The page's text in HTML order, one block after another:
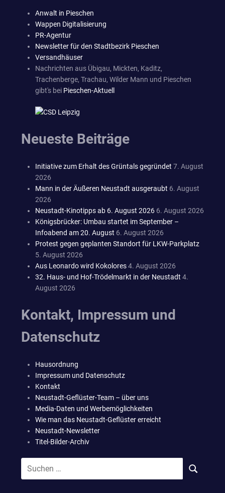
Anwalt in Pieschen
Wappen Digitalisierung
PR-Agentur
Newsletter für den Stadtbezirk Pieschen
Versandhäuser
Nachrichten aus Übigau, Mickten, Kaditz,
Trachenberge, Trachau, Wilder Mann und Pieschen
gibt's bei Pieschen-Aktuell
Neueste Beiträge
Initiative zum Erhalt des Grüntals gegründet 7. August
2026
Mann in der Äußeren Neustadt ausgeraubt 6. August
2026
Neustadt-Kinotipps ab 6. August 2026 6. August 2026
Königsbrücker: Umbau startet im September –
Infoabend am 20. August 6. August 2026
Protest gegen geplanten Standort für LKW-Parkplatz
5. August 2026
Aus Leonardo wird Kokolores4. August 2026
32. Haus- und Hof-Trödelmarkt in der Neustadt 4.
August 2026
Kontakt, Impressum und
Datenschutz
Hausordnung
Impressum und Datenschutz
Kontakt
Neustadt-Geflüster-Team – über uns
Media-Daten und Werbemöglichkeiten
Wie man das Neustadt-Geflüster erreicht
Neustadt-Newsletter
Titel-Bilder-Archiv
SUCHEN